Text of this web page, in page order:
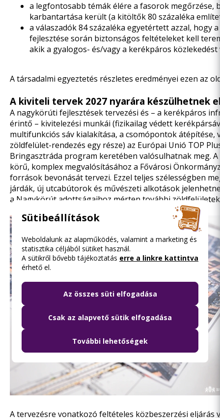
a legfontosabb témák élére a fasorok megőrzése,
karbantartása került (a kitöltők 80 százaléka
a válaszadók 84 százaléka egyetértett azzal, hogy
fejlesztése során biztonságos feltételeket kell
akik a gyalogos- és/vagy a kerékpáros közlekedést
A társadalmi egyeztetés részletes eredményei ezen az
A kiviteli tervek 2027 nyarára készülhetnek
A nagykörúti fejlesztések tervezési és – a kerékpáros
érintő – kivitelezési munkái (fizikailag védett
multifunkciós sáv kialakítása, a csomópontok átépítése,
zöldfelület-rendezés egy része) az Európai Unió TOP
Bringasztráda program keretében valósulhatnak meg.
körű, komplex megvalósításához a Fővárosi
források bevonását tervezi. Ezzel teljes szélességben
járdák, új utcabútorok és művészeti alkotások
a Nagykörút adottságaihoz mérten további
A tervezésre vonatkozó feltételes közbeszerzési eljárás
Sütibeállítások
Weboldalunk az alapműködés, valamint a marketing és
statisztika céljából sütiket használ.
A sütikről bővebb tájékoztatás erre a linkre kattintva
érhető el.
Az összes süti elfogadása
Csak az alapvető sütik elfogadása
További lehetőségek